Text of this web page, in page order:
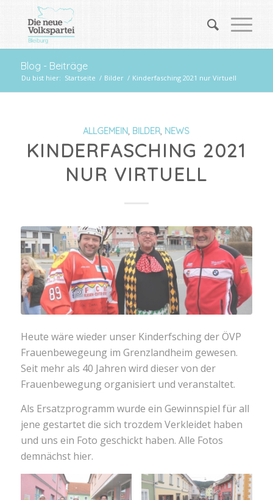
Blog - Beiträge
Du bist hier: Startseite / Bilder / Kinderfasching 2021 nur Virtuell
ALLGEMEIN, BILDER, NEWS
KINDERFASCHING 2021
NUR VIRTUELL
Heute wäre wieder unser Kinderfsching der ÖVP
Frauenbewegeung im Grenzlandheim gewesen.
Seit mehr als 40 Jahren wird dieser von der
Frauenbewegung organisiert und veranstaltet.
Als Ersatzprogramm wurde ein Gewinnspiel für all
jene gestartet die sich trozdem Verkleidet haben
und uns ein Foto geschickt haben. Alle Fotos
demnächst hier.